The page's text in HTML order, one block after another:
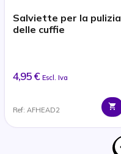
Salviette per la pulizia
delle cuffie
4,95 € Escl. Iva
Ref: AFHEAD2